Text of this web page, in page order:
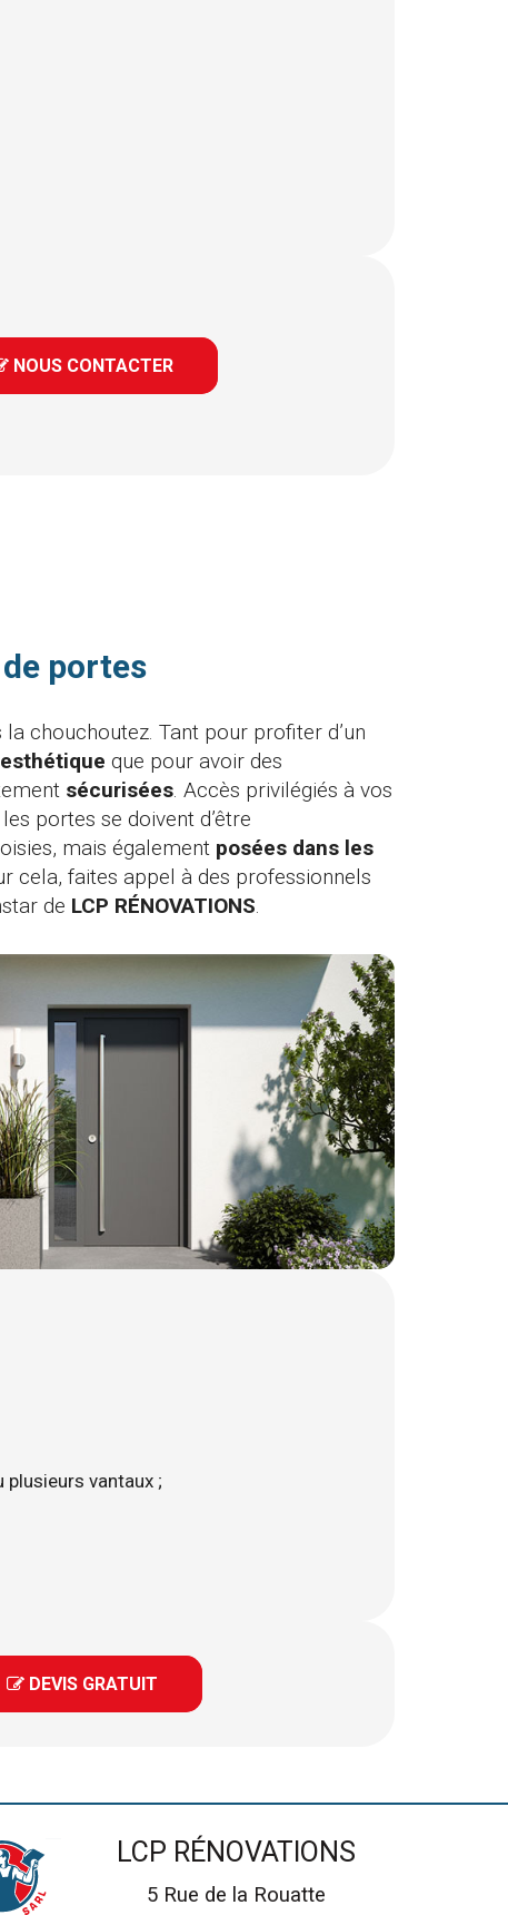
NOUS CONTACTER
portes
chouchoutez. Tant pour profiter d’un
que pour avoir des
sécurisées. Accès privilégiés à vos
portes se doivent d’être
mais également posées dans les
cela, faites appel à des professionnels
de LCP RÉNOVATIONS.
plusieurs vantaux ;
 DEVIS GRATUIT
LCP RÉNOVATIONS
5 Rue de la Rouatte